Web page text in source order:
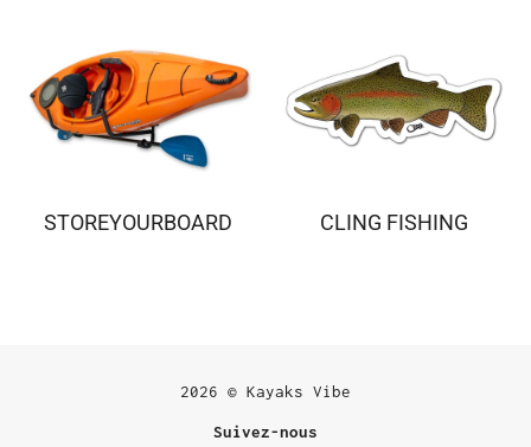
STOREYOURBOARD CLING FISHING
2026 © Kayaks Vibe
Suivez-nous